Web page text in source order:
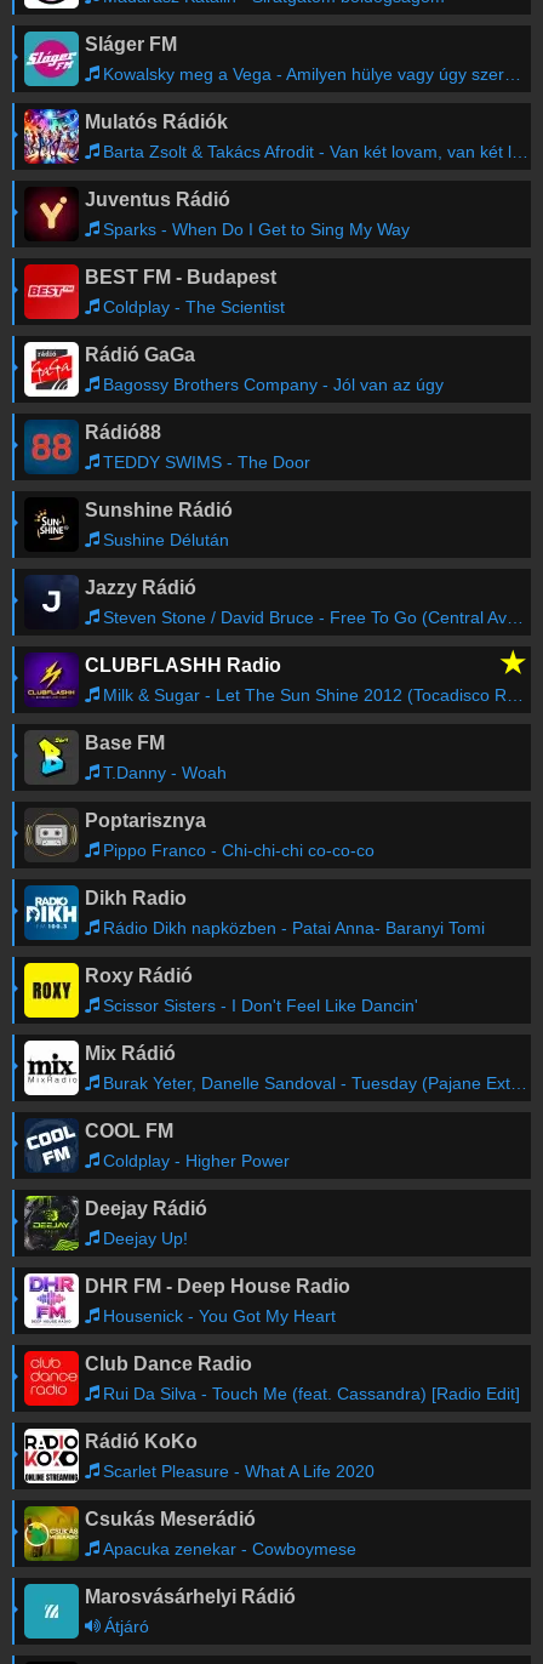
Sláger FM
Kowalsky meg a Vega - Amilyen hülye vagy úgy szeretlek
Mulatós Rádiók
Barta Zsolt & Takács Afrodit - Van két lovam, van két lovam
Juventus Rádió
Sparks - When Do I Get to Sing My Way
BEST FM - Budapest
Coldplay - The Scientist
Rádió GaGa
Bagossy Brothers Company - Jól van az úgy
Rádió88
TEDDY SWIMS - The Door
Sunshine Rádió
Sushine Délután
Jazzy Rádió
Steven Stone / David Bruce - Free To Go (Central Avenue Classic Remix)
CLUBFLASHH Radio ★
Milk & Sugar - Let The Sun Shine 2012 (Tocadisco Remix)
Base FM
T.Danny - Woah
Poptarisznya
Pippo Franco - Chi-chi-chi co-co-co
Dikh Radio
Rádio Dikh napközben - Patai Anna- Baranyi Tomi
Roxy Rádió
Scissor Sisters - I Don't Feel Like Dancin'
Mix Rádió
Burak Yeter, Danelle Sandoval - Tuesday (Pajane Extended Remix)
COOL FM
Coldplay - Higher Power
Deejay Rádió
Deejay Up!
DHR FM - Deep House Radio
Housenick - You Got My Heart
Club Dance Radio
Rui Da Silva - Touch Me (feat. Cassandra) [Radio Edit]
Rádió KoKo
Scarlet Pleasure - What A Life 2020
Csukás Meserádió
Apacuka zenekar - Cowboymese
Marosvásárhelyi Rádió
Átjáró